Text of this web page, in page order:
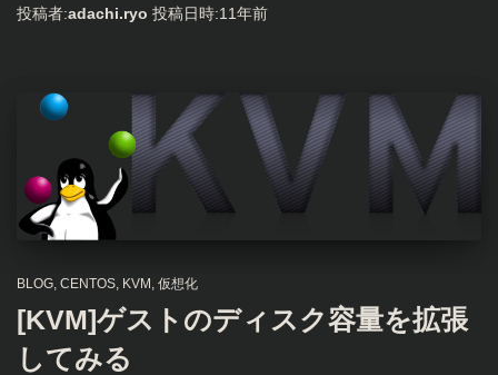
投稿者:adachi.ryo 投稿日時:11年前
BLOG CENTOS KVM 仮想化
[KVM]ゲストのディスク容量を拡張
してみる